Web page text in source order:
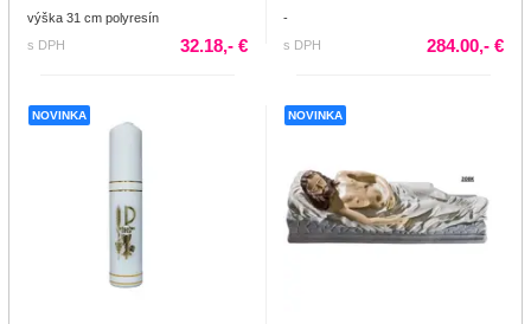
výška 31 cm polyresín
s DPH
32.18,- €
-
s DPH
284.00,- €
NOVINKA NOVINKA